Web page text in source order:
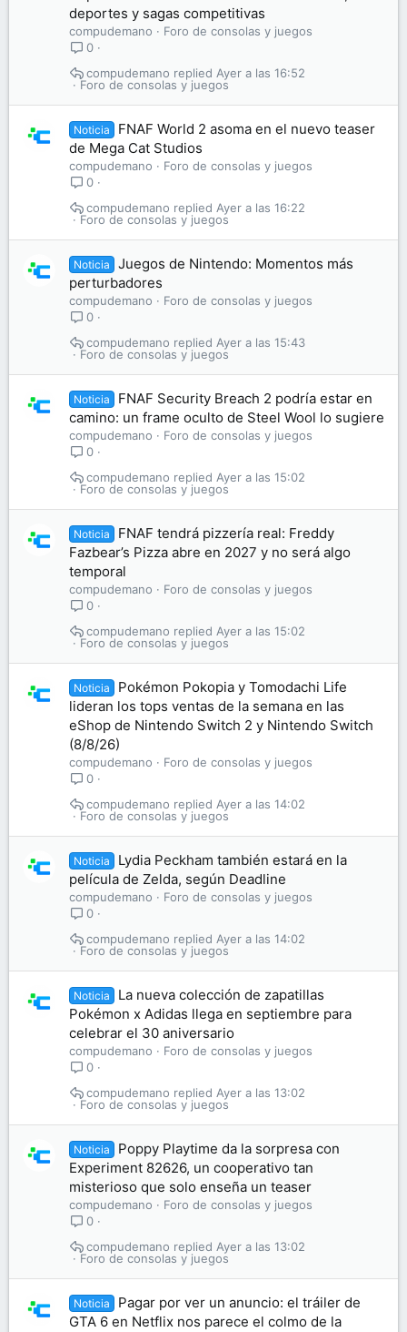
deportes y sagas competitivas
compudemano
Foro de consolas y juegos
0
Foro de consolas y juegos
Ayer a las 16:52
compudemano
Noticia
FNAF World 2 asoma en el nuevo teaser
de Mega Cat Studios
compudemano
Foro de consolas y juegos
0
Foro de consolas y juegos
Ayer a las 16:22
compudemano
Noticia
Juegos de Nintendo: Momentos más
perturbadores
compudemano
Foro de consolas y juegos
0
Foro de consolas y juegos
Ayer a las 15:43
compudemano
Noticia
FNAF Security Breach 2 podría estar en
camino: un frame oculto de Steel Wool lo sugiere
compudemano
Foro de consolas y juegos
0
Foro de consolas y juegos
Ayer a las 15:02
compudemano
Noticia
FNAF tendrá pizzería real: Freddy
Fazbear’s Pizza abre en 2027 y no será algo
temporal
compudemano
Foro de consolas y juegos
0
Foro de consolas y juegos
Ayer a las 15:02
compudemano
Noticia
Pokémon Pokopia y Tomodachi Life
lideran los tops ventas de la semana en las
eShop de Nintendo Switch 2 y Nintendo Switch
(8/8/26)
compudemano
Foro de consolas y juegos
0
Foro de consolas y juegos
Ayer a las 14:02
compudemano
Noticia
Lydia Peckham también estará en la
película de Zelda, según Deadline
compudemano
Foro de consolas y juegos
0
Foro de consolas y juegos
Ayer a las 14:02
compudemano
Noticia
La nueva colección de zapatillas
Pokémon x Adidas llega en septiembre para
celebrar el 30 aniversario
compudemano
Foro de consolas y juegos
0
Foro de consolas y juegos
Ayer a las 13:02
compudemano
Noticia
Poppy Playtime da la sorpresa con
Experiment 82626, un cooperativo tan
misterioso que solo enseña un teaser
compudemano
Foro de consolas y juegos
0
Foro de consolas y juegos
Ayer a las 13:02
compudemano
Noticia
Pagar por ver un anuncio: el tráiler de
GTA 6 en Netflix nos parece el colmo de la